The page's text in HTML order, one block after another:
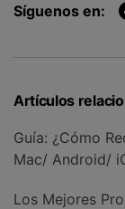
Síguenos en:
Artículos
Guía: ¿Cómo
Mac/ Android/
Los Mejores